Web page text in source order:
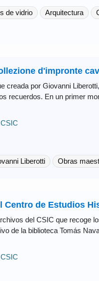
de vidrio Arquitectura
d'impronte
creada por Giovanni
recuerdos. En un primer
Liberotti Obras
de Estudios
del CSIC que recoge
de la biblioteca Tomás